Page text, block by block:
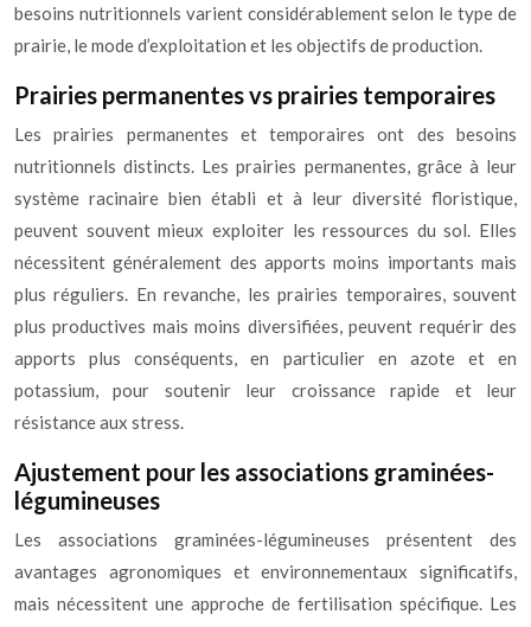
besoins nutritionnels varient considérablement selon le type de
prairie, le mode d’exploitation et les objectifs de production.
Prairies permanentes vs prairies temporaires
Les prairies permanentes et temporaires ont des besoins
nutritionnels distincts. Les prairies permanentes, grâce à leur
système racinaire bien établi et à leur diversité floristique,
peuvent souvent mieux exploiter les ressources du sol. Elles
nécessitent généralement des apports moins importants mais
plus réguliers. En revanche, les prairies temporaires, souvent
plus productives mais moins diversifiées, peuvent requérir des
apports plus conséquents, en particulier en azote et en
potassium, pour soutenir leur croissance rapide et leur
résistance aux stress.
Ajustement pour les associations graminées-
légumineuses
Les associations graminées-légumineuses présentent des
avantages agronomiques et environnementaux significatifs,
mais nécessitent une approche de fertilisation spécifique. Les